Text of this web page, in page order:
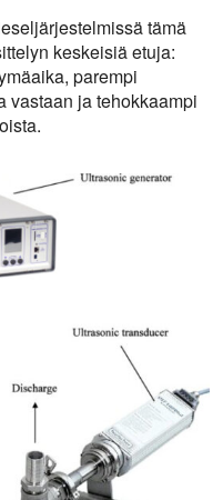
tämä
keskeisiä etuja:
parempi
vastaan ja tehokkaampi